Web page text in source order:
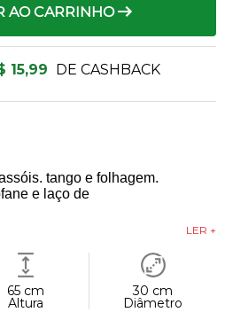
tango e folhagem.
e laço de
LER +
65 cm
Altura
30 cm
Diâmetro
15,99 DE CASHBACK
AO CARRINHO